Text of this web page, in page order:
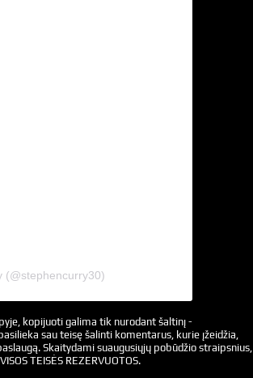
(@stephencurry30)
kopijuoti galima tik nurodant šaltinį -
sau teisę šalinti komentarus, kurie įžeidžia,
Skaitydami suaugusiųjų pobūdžio straipsnius,
TEISĖS REZERVUOTOS.